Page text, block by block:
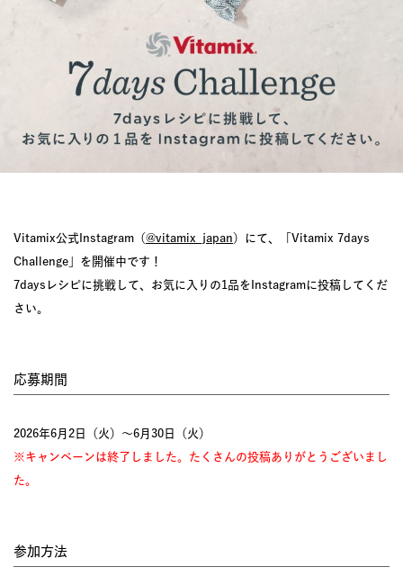
Vitamix公式Instagram（@vitamix_japan）にて、「Vitamix 7days
Challenge」を開催中です！
7daysレシピに挑戦して、お気に入りの1品をInstagramに投稿してくだ
さい。
応募期間
2026年6月2日（火）〜6月30日（火）
※キャンペーンは終了しました。たくさんの投稿ありがとうございまし
た。
参加方法